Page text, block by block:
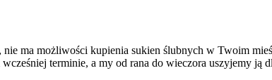
ma możliwości kupienia sukien ślubnych w Twoim
terminie, a my od rana do wieczora uszyjemy ją